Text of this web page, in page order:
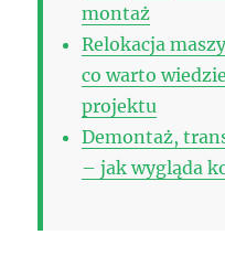
montaż
Relokacja
co warto
projektu
Demontaż,
– jak wygląda